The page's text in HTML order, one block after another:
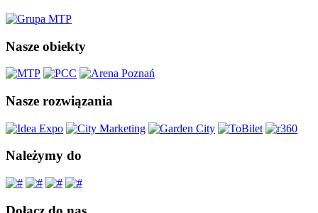
Nasze obiekty
Nasze rozwiązania
Należymy do